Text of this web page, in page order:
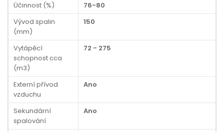
Účinnost (%)
76-80
Vývod spalin
(mm)
150
Vytápěcí
schopnost cca
(m3)
72 - 275
Externí přívod
vzduchu
Ano
Sekundární
spalování
Ano